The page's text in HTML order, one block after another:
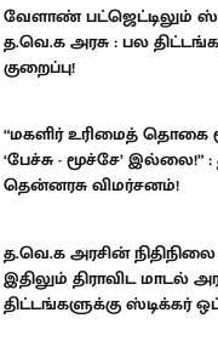
வேளாண் பட்ஜெட்டிலும்
த.வெ.க அரசு : பல
குறைப்பு!
“மகளிர் உரிமைத் தொகை
‘பேச்சு - மூச்சே’ இல்லை!”
தென்னரசு விமர்சனம்!
த.வெ.க அரசின்
இதிலும் திராவிட மாடல்
திட்டங்களுக்கு ஸ்டிக்கர்